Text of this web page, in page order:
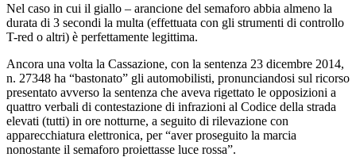
Nel caso in cui il giallo – arancione del semaforo abbia almeno la
durata di 3 secondi la multa (effettuata con gli strumenti di controllo
T-red o altri) è perfettamente legittima.
Ancora una volta la Cassazione, con la sentenza 23 dicembre 2014,
n. 27348 ha “bastonato” gli automobilisti, pronunciandosi sul ricorso
presentato avverso la sentenza che aveva rigettato le opposizioni a
quattro verbali di contestazione di infrazioni al Codice della strada
elevati (tutti) in ore notturne, a seguito di rilevazione con
apparecchiatura elettronica, per “aver proseguito la marcia
nonostante il semaforo proiettasse luce rossa”.